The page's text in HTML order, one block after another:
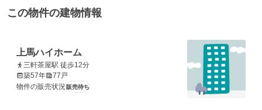
この物件の建物情報
上馬ハイホーム
三軒茶屋駅 徒歩12分
築57年
77戸
物件の販売状況販売待ち